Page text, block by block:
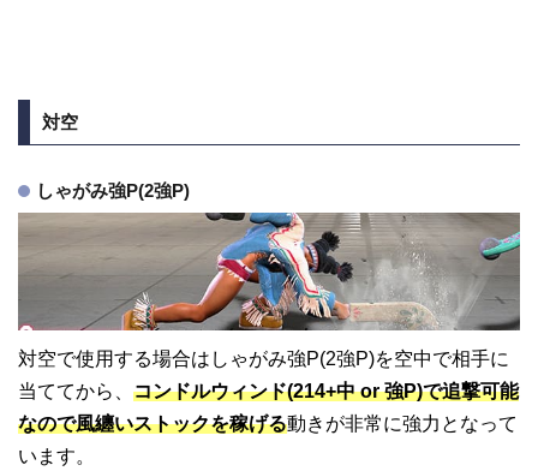
対空
しゃがみ強P(2強P)
対空で使用する場合はしゃがみ強P(2強P)を空中で相手に
当ててから、 コンドルウィンド(214+中 or 強P)で追撃可能
なので風纏いストックを稼げる動きが非常に強力となって
います。